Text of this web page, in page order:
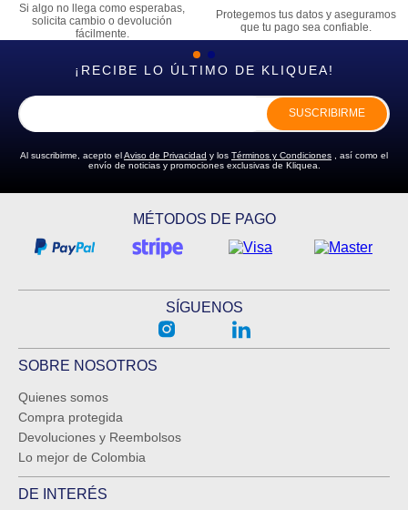
Si algo no llega como esperabas,
solicita cambio o devolución
fácilmente.
Protegemos tus datos y aseguramos
que tu pago sea confiable.
¡RECIBE LO ÚLTIMO DE KLIQUEA!
SUSCRIBIRME
Al suscribirme, acepto elAviso de Privacidad y los Términos y Condiciones , así como el
envío de noticias y promociones exclusivas de Kliquea.
MÉTODOS DE PAGO
SÍGUENOS
SOBRE NOSOTROS
Quienes somos
Compra protegida
Devoluciones y Reembolsos
Lo mejor de Colombia
DE INTERÉS